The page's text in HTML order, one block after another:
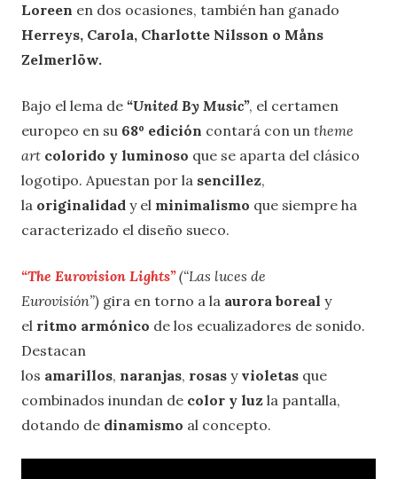
Loreen en dos ocasiones, también han ganado
Herreys, Carola, Charlotte Nilsson o Måns
Zelmerlöw.
Bajo el lema de “United By Music”, el certamen
europeo en su 68º edición contará con un theme
art colorido y luminoso que se aparta del clásico
logotipo. Apuestan por la sencillez,
la originalidad y el minimalismo que siempre ha
caracterizado el diseño sueco.
“The Eurovision Lights” (“Las luces de
Eurovisión”) gira en torno a la aurora boreal y
el ritmo armónico de los ecualizadores de sonido.
Destacan
los amarillos, naranjas, rosas y violetas que
combinados inundan de color y luz la pantalla,
dotando de dinamismo al concepto.